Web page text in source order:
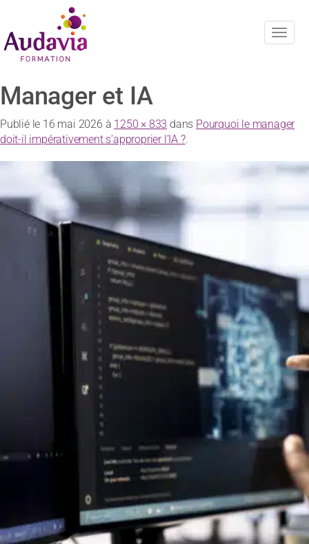
Manager et IA
Publié le 16 mai 2026 à 1250 × 833 dans Pourquoi le manager
doit-il impérativement s’approprier l’IA ?.